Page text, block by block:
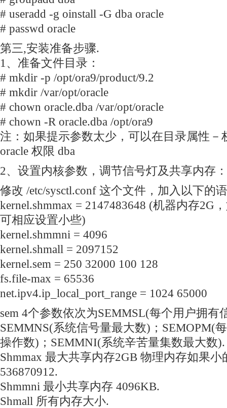
# useradd -g oinstall -G dba oracle
# passwd oracle
第三,安装准备步骤.
1、准备文件目录：
# mkdir -p /opt/ora9/product/9.2
# mkdir /var/opt/oracle
# chown oracle.dba /var/opt/oracle
# chown -R oracle.dba /opt/ora9
注：如果提示参数太少，可以在目录属性－
oracle 权限 dba
2、设置内核参数，调节信号灯及共享内存：
修改 /etc/sysctl.conf 这个文件，加入以下的
kernel.shmmax = 2147483648 (机器内存2G
可相应设置小些)
kernel.shmmni = 4096
kernel.shmall = 2097152
kernel.sem = 250 32000 100 128
fs.file-max = 65536
net.ipv4.ip_local_port_range = 1024 65000
sem 4个参数依次为SEMMSL(每个用户拥有
SEMMNS(系统信号量最大数)；SEMOPM(
操作数)；SEMMNI(系统辛苦量集数最大数).
Shmmax 最大共享内存2GB 物理内存如果
536870912.
Shmmni 最小共享内存 4096KB.
Shmall 所有内存大小.